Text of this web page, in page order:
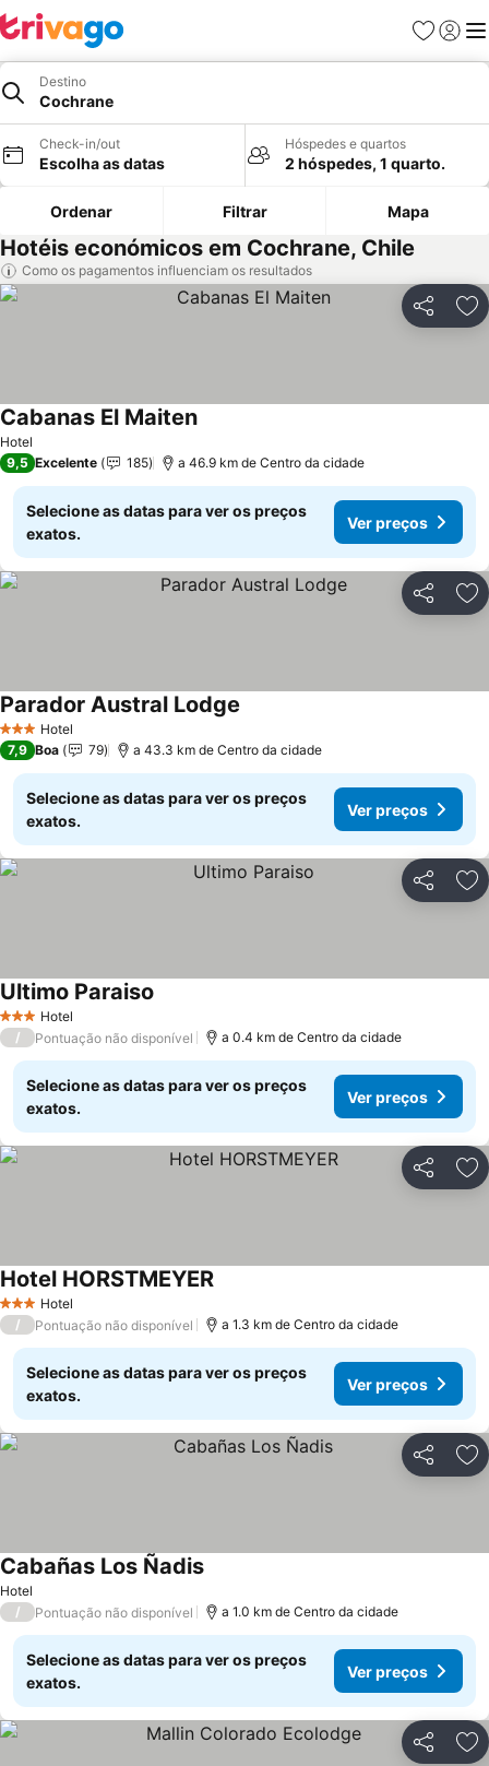
Favoritos
Iniciar
Destino
Cochrane
Check-in/out
Escolha as datas
Hóspedes e quartos
2 hóspedes, 1 quarto.
Ordenar Filtrar Mapa
Hotéis económicos em Cochrane, Chile
Como os pagamentos influenciam os resultados
Partilhar
Hotel
Cabanas El Maiten
9,5 Excelente 185 a 46.9 km de Centro da cidade
Selecione as datas para ver os preços
exatos.
Ver preços
Partilhar
3 EstrelasHotel
Parador Austral Lodge
7,9 Boa 79 a 43.3 km de Centro da cidade
Selecione as datas para ver os preços
exatos.
Ver preços
Partilhar
3 EstrelasHotel
Ultimo Paraiso
/ Pontuação não disponível a 0.4 km de Centro da cidade
Selecione as datas para ver os preços
exatos.
Ver preços
Partilhar
3 EstrelasHotel
Hotel HORSTMEYER
/ Pontuação não disponível a 1.3 km de Centro da cidade
Selecione as datas para ver os preços
exatos.
Ver preços
Partilhar
Hotel
Cabañas Los Ñadis
/ Pontuação não disponível a 1.0 km de Centro da cidade
Selecione as datas para ver os preços
exatos.
Ver preços
Partilhar